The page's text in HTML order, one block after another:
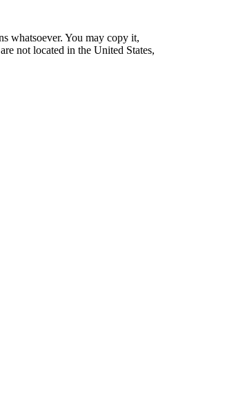
whatsoever. You may copy it,
not located in the United States,